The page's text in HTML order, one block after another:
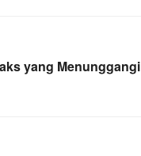
yang Menunggangi